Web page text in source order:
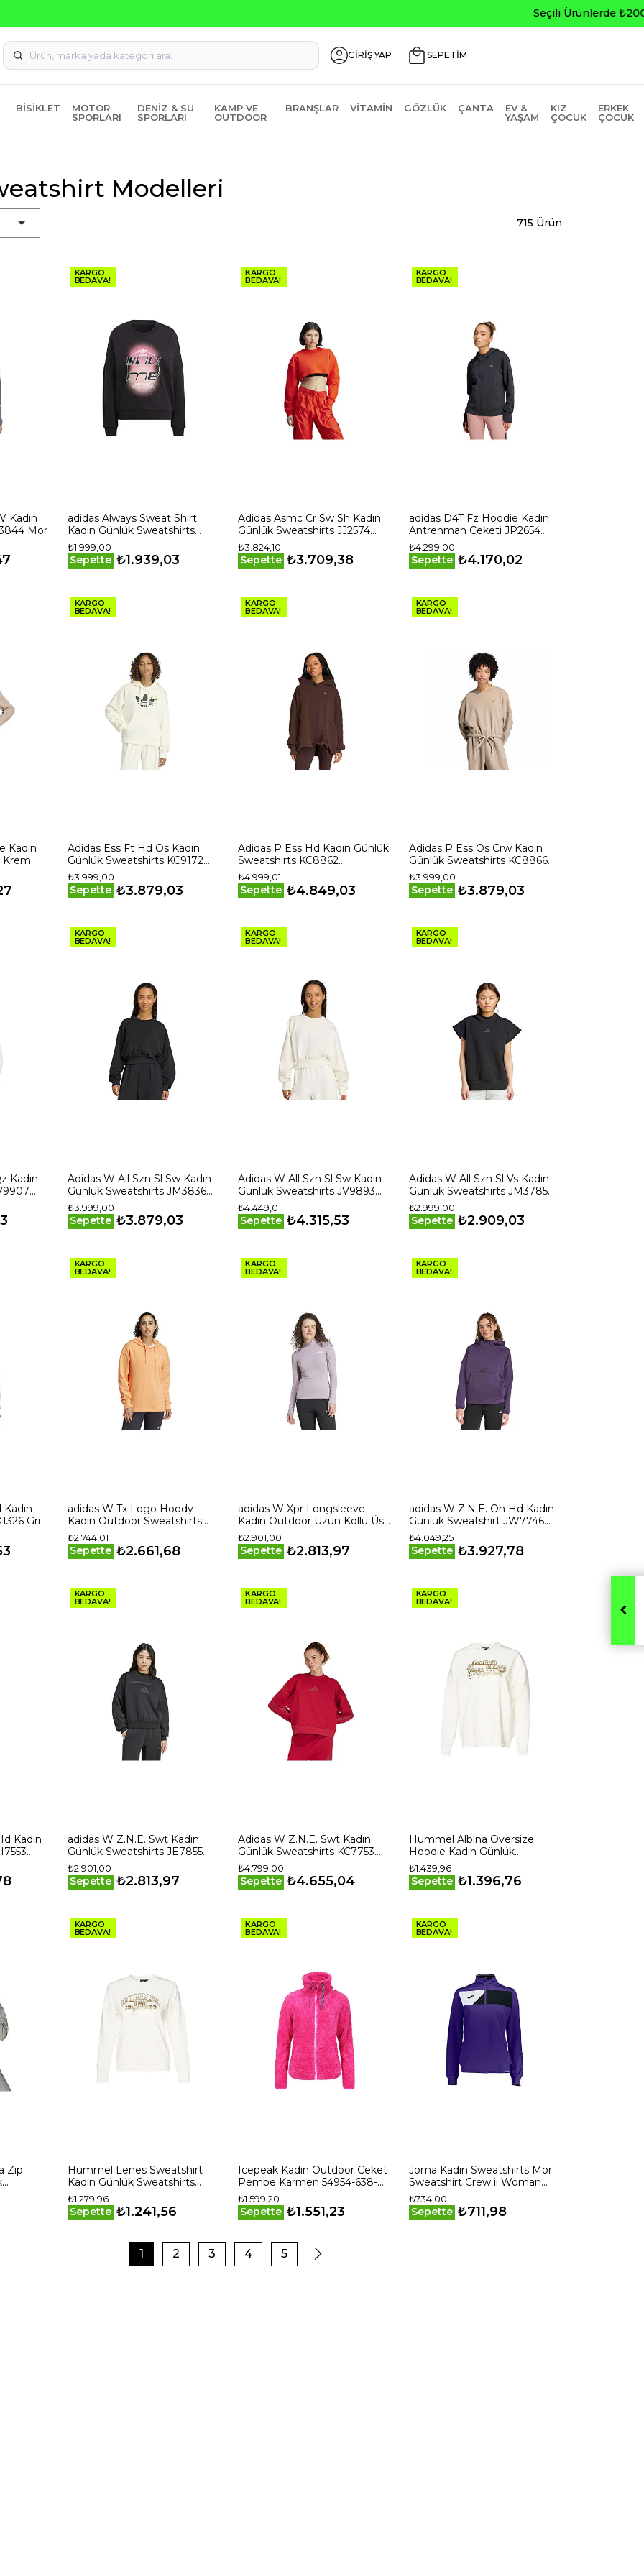
GİRİŞ YAP SEPETİM
BISIKLET
MOTOR
SPORLARI
DENIZ & SU
SPORLARI
KAMP VE
OUTDOOR
BRANŞLAR VITAMIN GÖZLÜK ÇANTA
EV &
YAŞAM
KIZ
ÇOCUK
ERKEK
ÇOCUK
Modelleri
715 Ürün
Kadın
Mor
KARGO
BEDAVA!
adidas Always Sweat Shirt
Kadın Günlük Sweatshirts
IC1521 Siyah
₺1.999,00
Sepette ₺1.939,03
KARGO
BEDAVA!
Adidas Asmc Cr Sw Sh Kadın
Günlük Sweatshirts JJ2574
Kırmızı
₺3.824,10
Sepette ₺3.709,38
KARGO
BEDAVA!
adidas D4T Fz Hoodie Kadın
Antrenman Ceketi JP2654
Siyah
₺4.299,00
Sepette ₺4.170,02
Kadın
Krem
KARGO
BEDAVA!
Adidas Ess Ft Hd Os Kadın
Günlük Sweatshirts KC9172
Beyaz
₺3.999,00
Sepette ₺3.879,03
KARGO
BEDAVA!
Adidas P Ess Hd Kadın Günlük
Sweatshirts KC8862
Kahverengi
₺4.999,01
Sepette ₺4.849,03
KARGO
BEDAVA!
Adidas P Ess Os Crw Kadın
Günlük Sweatshirts KC8866
Haki
₺3.999,00
Sepette ₺3.879,03
Kadın
KARGO
BEDAVA!
Adidas W All Szn Sl Sw Kadın
Günlük Sweatshirts JM3836
Siyah
₺3.999,00
Sepette ₺3.879,03
KARGO
BEDAVA!
Adidas W All Szn Sl Sw Kadın
Günlük Sweatshirts JV9893
Beyaz
₺4.449,01
Sepette ₺4.315,53
KARGO
BEDAVA!
Adidas W All Szn Sl Vs Kadın
Günlük Sweatshirts JM3785
Siyah
₺2.999,00
Sepette ₺2.909,03
Gri
KARGO
BEDAVA!
adidas W Tx Logo Hoody
Kadın Outdoor Sweatshirts
IS7227 Turuncu
₺2.744,01
Sepette ₺2.661,68
KARGO
BEDAVA!
adidas W Xpr Longsleeve
Kadın Outdoor Uzun Kollu Üst
IW9184 Mor
₺2.901,00
Sepette ₺2.813,97
KARGO
BEDAVA!
adidas W Z.N.E. Oh Hd Kadın
Günlük Sweatshirt JW7746
Mor
₺4.049,25
Sepette ₺3.927,78
Kadın
KARGO
BEDAVA!
adidas W Z.N.E. Swt Kadın
Günlük Sweatshirts JE7855
Siyah
₺2.901,00
Sepette ₺2.813,97
KARGO
BEDAVA!
Adidas W Z.N.E. Swt Kadın
Günlük Sweatshirts KC7753
Kırmızı
₺4.799,00
Sepette ₺4.655,04
KARGO
BEDAVA!
Hummel Albina Oversize
Hoodie Kadın Günlük
Sweatshirts 922135-9003 Bej
₺1.439,96
Sepette ₺1.396,76
Zip
Gri
KARGO
BEDAVA!
Hummel Lenes Sweatshirt
Kadın Günlük Sweatshirts
922247-9003 Beyaz
₺1.279,96
Sepette ₺1.241,56
KARGO
BEDAVA!
Icepeak Kadın Outdoor Ceket
Pembe Karmen 54954-638-
661
₺1.599,20
Sepette ₺1.551,23
KARGO
BEDAVA!
Joma Kadın Sweatshirts Mor
Sweatshirt Crew ii Woman
900388.551
₺734,00
Sepette ₺711,98
1 2 3 4 5